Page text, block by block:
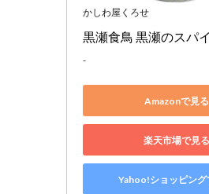
かしわ屋くろせ
黒瀬食鳥 黒瀬のスパ
-
Amazonで見る
楽天市場で見る
Yahoo!ショッピング